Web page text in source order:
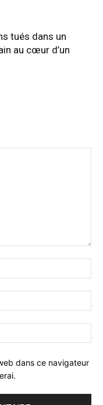
tués dans un
au cœur d’un
dans ce navigateur